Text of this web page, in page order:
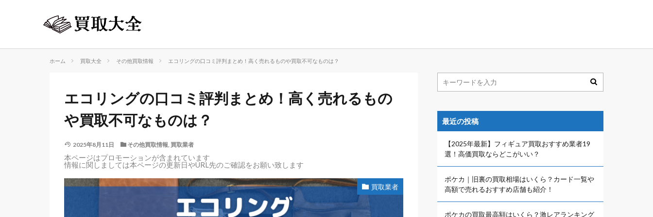
ホーム 買取大全 その他買取情報 エコリングの口コミ評判まとめ！高く売れるものや買取不可なものは？
エコリングの口コミ評判まとめ！高く売れるもの
や買取不可なものは？
2025年8月11日 その他買取情報, 買取業者
本ページはプロモーションが含まれています
情報に関しましては本ページの更新日やURL先のご確認をお願い致します
買取業者
最近の投稿
【2025年最新】フィギュア買取おすすめ業者19
選！高価買取ならどこがいい？
ポケカ｜旧裏の買取相場はいくら？カード一覧や
高額で売れるおすすめ店舗も紹介！
ポケカの買取最高額はいくら？激レアランキング